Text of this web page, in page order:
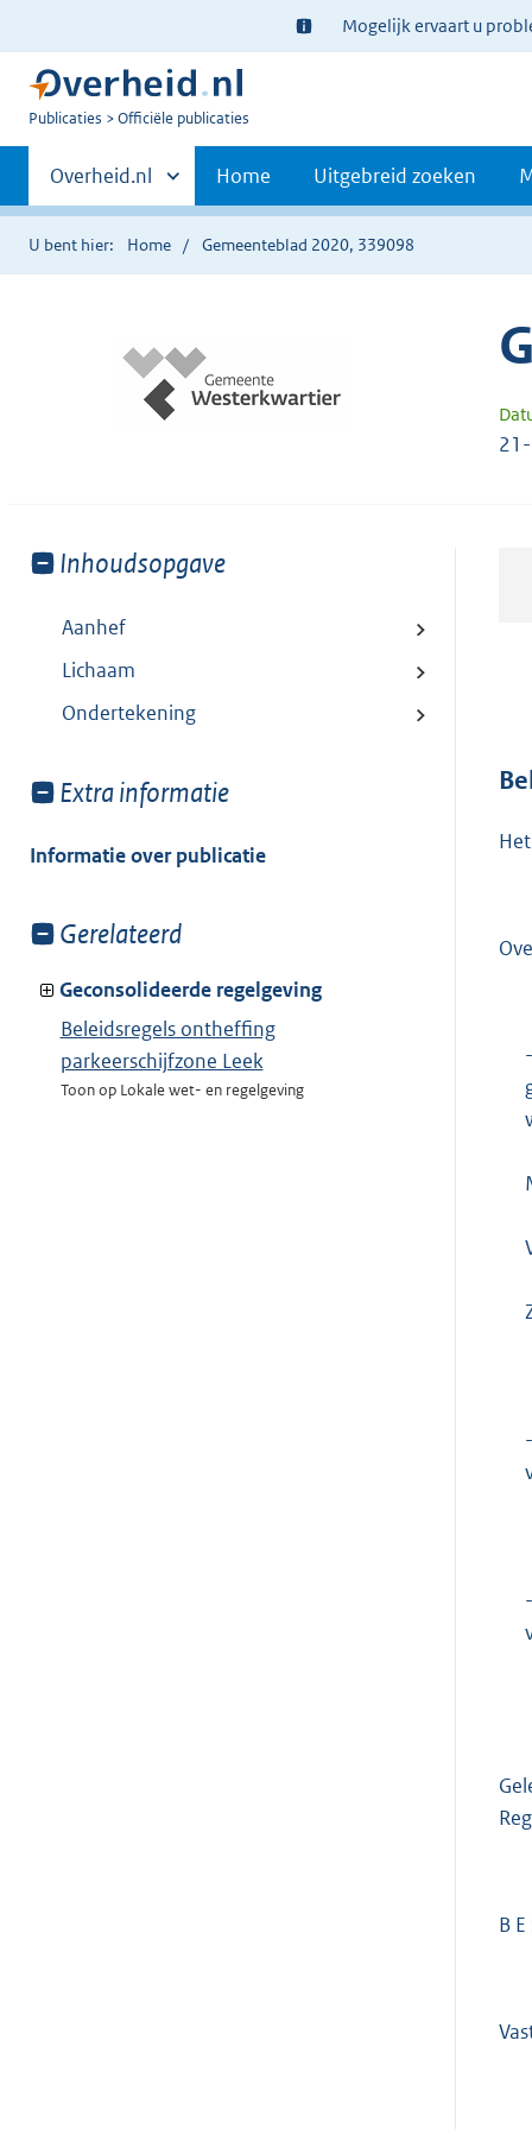
Ter
informatie:
Mogelijk ervaart u
U
Publicaties Officiële publicaties
Primaire
navigatie
Andere
sites
binnen
Overheid.nl Home Uitgebreid zoeken
U bent hier: Home Gemeenteblad 2020, 339098
Toon
van:
Inhoudsopgave
Aanhef
Lichaam
Ondertekening
Toon
van:
Extra informatie
Informatie over publicatie
Toon
van:
Gerelateerd
Geconsolideerde regelgeving
Beleidsregels ontheffing
parkeerschijfzone Leek
Toon op Lokale wet- en regelgeving
-
-
-
B